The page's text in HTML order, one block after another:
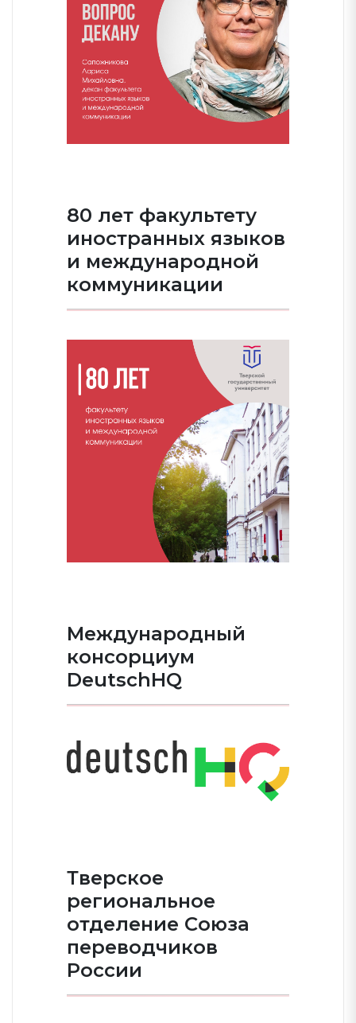
80 лет факультету
иностранных языков
и международной
коммуникации
Международный
консорциум
DeutschHQ
Тверское
региональное
отделение Союза
переводчиков
России